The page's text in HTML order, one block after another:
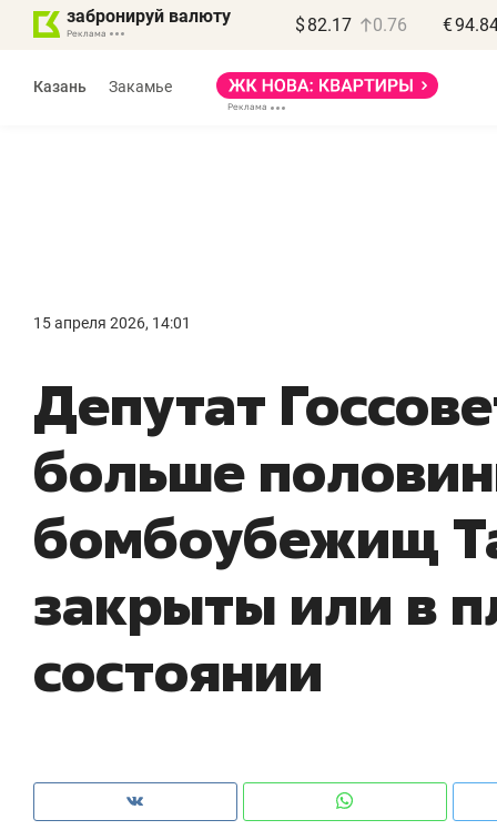
забронируй валюту $ 82.17 0.76 €
Казань Закамье
15 апреля 2026, 14:01
Депутат
больше
бомбоубежищ
закрыты или в
состоянии